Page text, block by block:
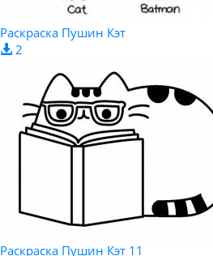
Раскраска Пушин Кэт
2
Раскраска Пушин Кэт 11